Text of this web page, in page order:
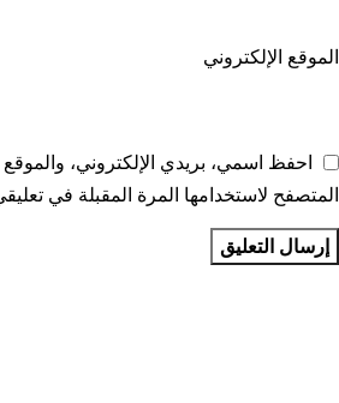
الموقع الإلكتروني
احفظ اسمي، بريدي الإلكتروني، والموقع
المتصفح لاستخدامها المرة المقبلة في